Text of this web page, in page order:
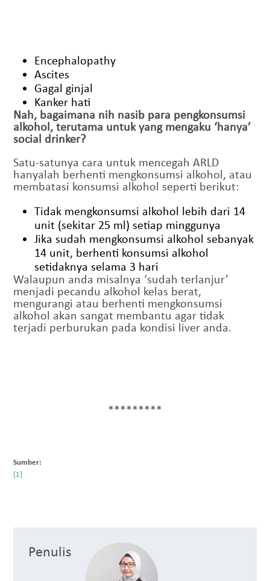
Encephalopathy
Ascites
Gagal ginjal
Kanker hati
Nah, bagaimana nih nasib para pengkonsumsi
alkohol, terutama untuk yang mengaku ‘hanya’
social drinker?
Satu-satunya cara untuk mencegah ARLD
hanyalah berhenti mengkonsumsi alkohol, atau
membatasi konsumsi alkohol seperti berikut:
Tidak mengkonsumsi alkohol lebih dari 14
unit (sekitar 25 ml) setiap minggunya
Jika sudah mengkonsumsi alkohol sebanyak
14 unit, berhenti konsumsi alkohol
setidaknya selama 3 hari
Walaupun anda misalnya ‘sudah terlanjur’
menjadi pecandu alkohol kelas berat,
mengurangi atau berhenti mengkonsumsi
alkohol akan sangat membantu agar tidak
terjadi perburukan pada kondisi liver anda.
*********
Sumber:
Penulis